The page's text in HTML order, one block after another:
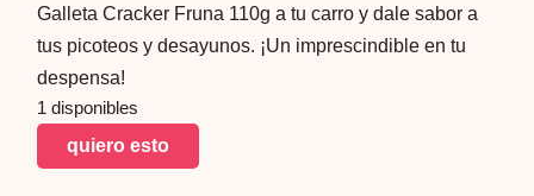
Galleta Cracker Fruna 110g a tu carro y dale sabor a
tus picoteos y desayunos. ¡Un imprescindible en tu
despensa!
1 disponibles
galleta
cracker
quiero esto